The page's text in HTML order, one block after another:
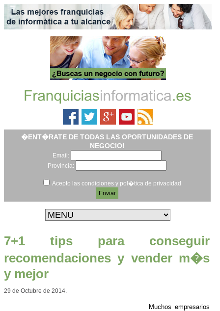
�ENT�RATE DE TODAS LAS OPORTUNIDADES DE
NEGOCIO!
Email:
Provincia:
Acepto las condiciones y pol�tica de privacidad
7+1 tips para conseguir
recomendaciones y vender m�s
y mejor
29 de Octubre de 2014.
Muchos empresarios